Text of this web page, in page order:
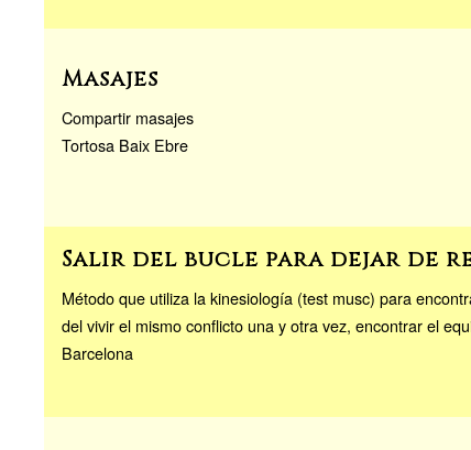
Masajes
Compartir masajes
Tortosa Baix Ebre
Salir del bucle para dejar de
Método que utiliza la kinesiología (test musc) para
del vivir el mismo conflicto una y otra vez, encontrar el
Barcelona